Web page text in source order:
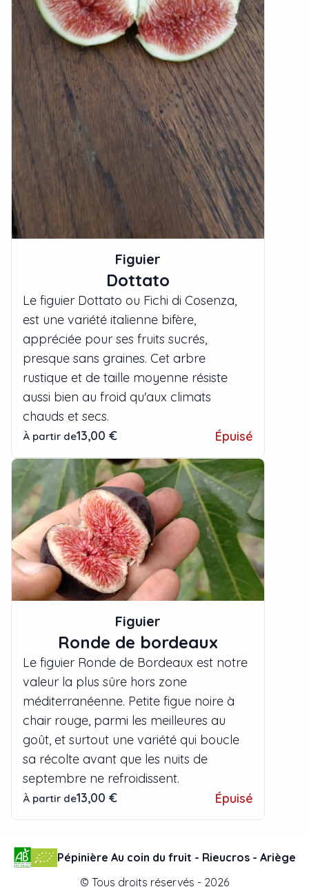
Figuier
Dottato
Le figuier Dottato ou Fichi di Cosenza,
est une variété italienne bifère,
appréciée pour ses fruits sucrés,
presque sans graines. Cet arbre
rustique et de taille moyenne résiste
aussi bien au froid qu'aux climats
chauds et secs.
À partir de13,00 € Épuisé
Figuier
Ronde de bordeaux
Le figuier Ronde de Bordeaux est notre
valeur la plus sûre hors zone
méditerranéenne. Petite figue noire à
chair rouge, parmi les meilleures au
goût, et surtout une variété qui boucle
sa récolte avant que les nuits de
septembre ne refroidissent.
À partir de13,00 € Épuisé
Pépinière Au coin du fruit - Rieucros - Ariège
© Tous droits réservés - 2026